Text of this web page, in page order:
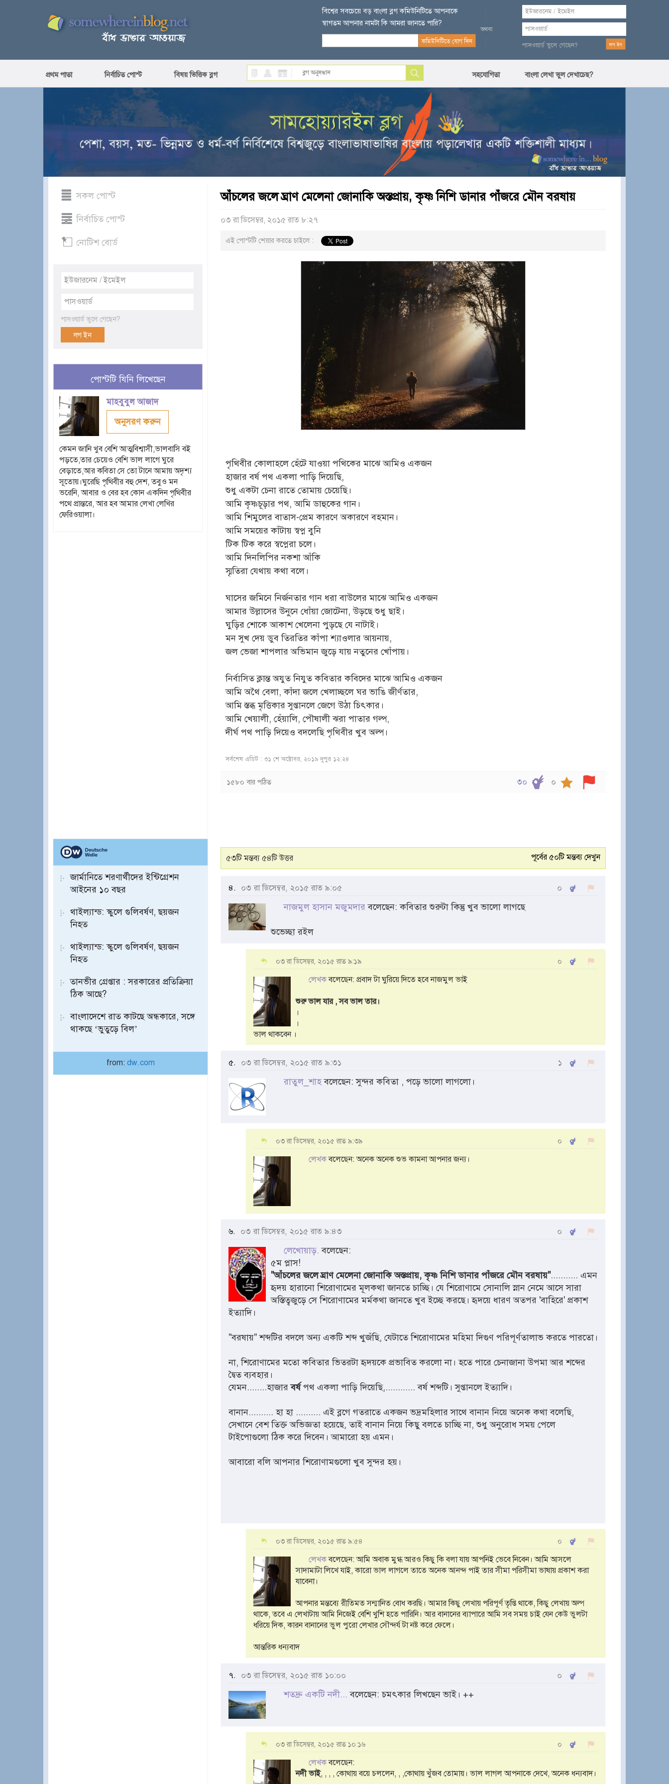
বিশ্বের সবচেয়ে বড় বাংলা ব্লগ কমিউনিটিতে আপনাকে
স্বাগতম আপনার নামটা কি আমরা জানতে পারি?
পাসওয়ার্ড ভুলে গেছেন?
প্রথম পাতা নির্বাচিত পোস্ট বিষয় ভিত্তিক ব্লগ সহযোগিতা বাংলা লেখা ভুল দেখাচেছ?
সকল পোস্ট
নির্বাচিত পোস্ট
নোটিশ বোর্ড
পাসওয়ার্ড ভুলে গেছেন?
পোস্টটি যিনি লিখেছেন
মাহবুবুল আজাদ
অনুসরণ করুন
কেমন জানি খুব বেশি আত্মবিশ্বাসী,ভালবাসি বই
পড়তে,তার চেয়েও বেশি ভাল লাগে ঘুরে
বেড়াতে,আর কবিতা সে তো টানে আমায় অদৃশ্য
সূতোয়।ঘুরেছি পৃথিবীর বহু দেশ, তবুও মন
ভরেনি, আবার ও বের হব কোন একদিন পৃথিবীর
পথে প্রান্তরে, আর হব আমার লেখা লেখির
ফেরিওয়ালা।
জার্মানিতে শরণার্থীদের ইন্টিগ্রেশন
আইনের ১০ বছর
থাইল্যান্ড: স্কুলে গুলিবর্ষণ, ছয়জন
নিহত
থাইল্যান্ড: স্কুলে গুলিবর্ষণ, ছয়জন
নিহত
তানভীর গ্রেপ্তার : সরকারের প্রতিক্রিয়া
ঠিক আছে?
বাংলাদেশে রাত কাটছে অন্ধকারে, সঙ্গে
থাকছে ‘ভুতুড়ে বিল’
from: dw.com
আঁচলের জলে ঘ্রাণ মেলেনা জোনাকি অস্তপ্রায়, কৃষ্ণ নিশি ডানার পাঁজরে মৌন বরষায়
০৩ রা ডিসেম্বর, ২০১৫ রাত ৮:২৭
এই পোস্টটি শেয়ার করতে চাইলে :
পৃথিবীর কোলাহলে হেঁটে যাওয়া পথিকের মাঝে আমিও একজন
হাজার বর্ষ পথ একলা পাড়ি দিয়েছি,
শুধু একটা চেনা রাতে তোমায় চেয়েছি।
আমি কৃষ্ণচূড়ার পথ, আমি ডাহুকের গান।
আমি শিমুলের বাতাস-প্রেম কারণে অকারণে বহমান।
আমি সময়ের কাঁটায় স্বপ্ন বুনি
টিক টিক করে স্বপ্নেরা চলে।
আমি দিনলিপির নকশা আঁকি
স্মৃতিরা যেথায় কথা বলে।
ঘাসের জমিনে নির্জনতার গান ধরা বাউলের মাঝে আমিও একজন
আমার উল্লাসের উনুনে ধোঁয়া জোটেনা, উড়ছে শুধু ছাই।
ঘুড়ির শোকে আকাশ খেলেনা পুড়ছে যে নাটাই।
মন সুখ দেয় ডুব তিরতির কাঁপা শ্যাওলার আয়নায়,
জল ভেজা শাপলার অভিমান জুড়ে যায় নতুনের খোঁপায়।
নির্বাসিত ক্লান্ত অযুত নিযুত কবিতার কবিদের মাঝে আমিও একজন
আমি অথৈ বেলা, কাঁদা জলে খেলাচ্ছলে ঘর ভাঙি জীর্ণতার,
আমি স্তব্ধ মৃত্তিকার সুপ্তানলে জেগে উঠা চিৎকার।
আমি খেয়ালী, হেঁয়ালি, পৌষালী ঝরা পাতার গল্প,
দীর্ঘ পথ পাড়ি দিয়েও বদলেছি পৃথিবীর খুব অল্প।
সর্বশেষ এডিট : ৩১ শে অক্টোবর, ২০১৯ দুপুর ১২:২৪
১৫৮০ বার পঠিত ০
৩০
৫৩টি মন্তব্য ৫৪টি উত্তর পূর্বের ৫০টি মন্তব্য দেখুন
৪. ০৩ রা ডিসেম্বর, ২০১৫ রাত ৯:০৫ ০
নাজমুল হাসান মজুমদার বলেছেন: কবিতার শুরুটা কিন্তু খুব ভালো লাগছে
শুভেচ্ছা রইল
০৩ রা ডিসেম্বর, ২০১৫ রাত ৯:১৯ ০
লেখকবলেছেন: প্রবাদ টা ঘুরিয়ে দিতে হবে নাজমুল ভাই
শুরু ভাল যার , সব ভাল তার।
।
।
ভাল থাকবেন ।
৫. ০৩ রা ডিসেম্বর, ২০১৫ রাত ৯:৩১ ১
রাতুল_শাহবলেছেন: সুন্দর কবিতা , পড়ে ভালো লাগলো।
০৩ রা ডিসেম্বর, ২০১৫ রাত ৯:৩৯ ০
লেখকবলেছেন: অনেক অনেক শুভ কামনা আপনার জন্য।
৬. ০৩ রা ডিসেম্বর, ২০১৫ রাত ৯:৪৩ ০
লেখোয়াড়. বলেছেন:
৫ম প্লাস!
"আঁচলের জলে ঘ্রাণ মেলেনা জোনাকি অস্তপ্রায়, কৃষ্ণ নিশি ডানার পাঁজরে মৌন বরষায়"........... এমন
হৃদয় হারানো শিরোণামের মূলকথা জানতে চাচ্ছি। যে শিরোণামে সোনালি স্নান নেমে আসে সারা
অস্তিত্বজুড়ে সে শিরোণামের মর্মকথা জানতে খুব ইচ্ছে করছে। হৃদয়ে ধারণ অতপর 'বাহিরে' প্রকাশ
ইত্যাদি।
"বরষায়" শব্দটির বদলে অন্য একটি শব্দ খুজঁছি, যেটাতে শিরোণামের মহিমা দিগুণ পরিপূর্ণতালাভ করতে পারতো।
না, শিরোণামের মতো কবিতার ভিতরটা হৃদয়কে প্রভাবিত করলো না। হতে পারে চেনাজানা উপমা আর শব্দের
দ্বৈত ব্যবহার।
যেমন........হাজারবর্ষপথ একলা পাড়ি দিয়েছি,............ বর্ষ শব্দটি। সুপ্তানলে ইত্যাদি।
বানান.......... হা হা .......... এই ব্লগে গতরাতে একজন ভদ্রমহিলার সাথে বানান নিয়ে অনেক কথা বলেছি,
সেখানে বেশ তিক্ত অভিজ্ঞতা হয়েছে, তাই বানান নিয়ে কিছু বলতে চাচ্ছি না, শুধু অনুরোধ সময় পেলে
টাইপোগুলো ঠিক করে দিবেন। আমারো হয় এমন।
আবারো বলি আপনার শিরোণামগুলো খুব সুন্দর হয়।
০৩ রা ডিসেম্বর, ২০১৫ রাত ৯:৫৪ ০
লেখকবলেছেন: আমি অবাক মুগ্ধ আরও কিছু কি বলা যায় আপনিই ভেবে নিবেন। আমি আসলে
সাদামাটা লিখে যাই, কারো ভাল লাগলে তাতে অনেক আনন্দ পাই তার সীমা পরিসীমা ভাষায় প্রকাশ করা
যাবেনা।
আপনার মন্তব্যে রীতিমত সন্মানিত বোধ করছি। আমার কিছু লেখায় পরিপূর্ণ তৃপ্তি থাকে, কিছু লেখায় অল্প
থাকে, তবে এ লেখাটায় আমি নিজেই বেশি খুশি হতে পারিনি। আর বানানের ব্যাপারে আমি সব সময় চাই যেন কেউ ভুলটা
ধরিয়ে দিক, কারন বানানের ভুল পুরো লেখার সৌন্দর্য টা নষ্ট করে ফেলে।
আন্তরিক ধন্যবাদ
৭. ০৩ রা ডিসেম্বর, ২০১৫ রাত ১০:০০ ০
শতদ্রু একটি নদী... বলেছেন: চমৎকার লিখছেন ভাই। ++
০৩ রা ডিসেম্বর, ২০১৫ রাত ১০:১৬ ০
লেখকবলেছেন:
নদী ভাই, , , , কোথায় বয়ে চললেন, , ,কোথায় খুঁজব তোমায়। ভাল লাগল আপনাকে দেখে, অনেক ধন্যবাদ।